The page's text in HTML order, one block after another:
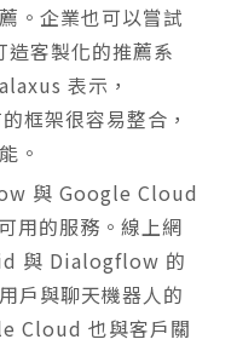
。企業也可以嘗試
造客製化的推薦系
表示，
框架很容易整合，
。
與 Google Cloud
用的服務。線上網
與 Dialogflow 的
戶與聊天機器人的
Cloud 也與客戶關